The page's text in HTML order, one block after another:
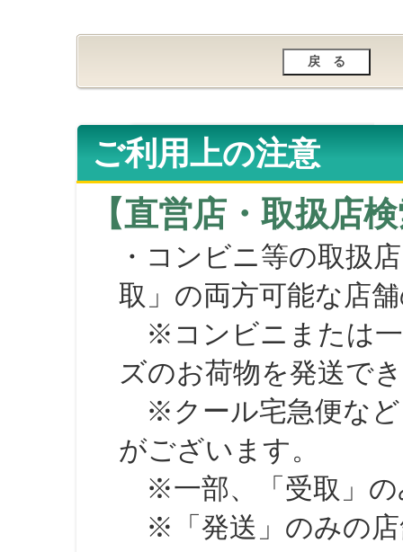
ご利用上の注意
【直営店・取扱店
・コンビニ等の取扱
取」の両方可能な店
※コンビニまたは一
ズのお荷物を発送で
※クール宅急便など
がございます。
※一部、「受取」の
※「発送」のみの店